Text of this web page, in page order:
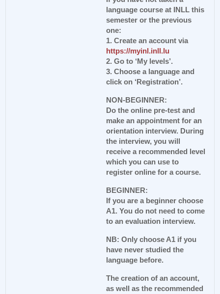
language course at INLL this
semester or the previous
one:
1. Create an account via
https://myinl.inll.lu
2. Go to ‘My levels’.
3. Choose a language and
click on ‘Registration’.
NON-BEGINNER:
Do the online pre-test and
make an appointment for an
orientation interview. During
the interview, you will
receive a recommended level
which you can use to
register online for a course.
BEGINNER:
If you are a beginner choose
A1. You do not need to come
to an evaluation interview.
NB: Only choose A1 if you
have never studied the
language before.
The creation of an account,
as well as the recommended